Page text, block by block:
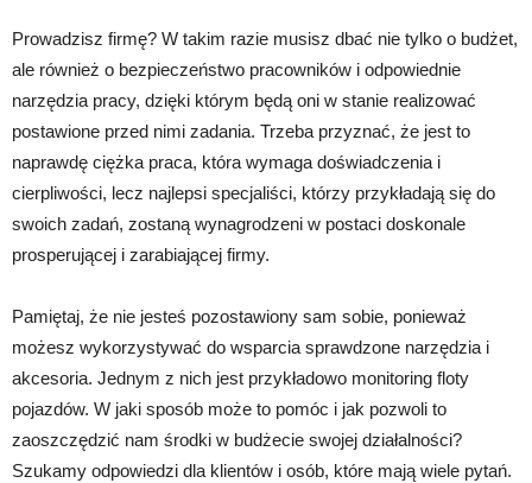
Prowadzisz firmę? W takim razie musisz dbać nie tylko o budżet,
ale również o bezpieczeństwo pracowników i odpowiednie
narzędzia pracy, dzięki którym będą oni w stanie realizować
postawione przed nimi zadania. Trzeba przyznać, że jest to
naprawdę ciężka praca, która wymaga doświadczenia i
cierpliwości, lecz najlepsi specjaliści, którzy przykładają się do
swoich zadań, zostaną wynagrodzeni w postaci doskonale
prosperującej i zarabiającej firmy.
Pamiętaj, że nie jesteś pozostawiony sam sobie, ponieważ
możesz wykorzystywać do wsparcia sprawdzone narzędzia i
akcesoria. Jednym z nich jest przykładowo monitoring floty
pojazdów. W jaki sposób może to pomóc i jak pozwoli to
zaoszczędzić nam środki w budżecie swojej działalności?
Szukamy odpowiedzi dla klientów i osób, które mają wiele pytań.